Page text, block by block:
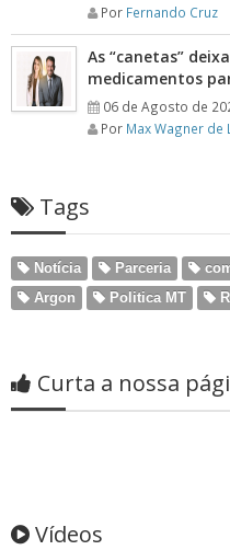
Por Fernando Cruz
As “canetas”
medicamentos
06 de Agosto de
Por Max Wagner de
Tags
Notícia Parceria
Argon
Politica MT
Curta a nossa
Vídeos